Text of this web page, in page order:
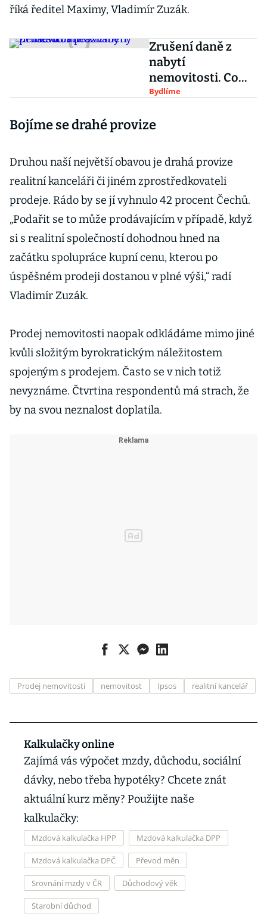
říká ředitel Maximy, Vladimír Zuzák.
Zrušení daně z
nabytí
nemovitosti. Co
změny přinesou v
Bydlíme
Bojíme se drahé provize
Druhou naší největší obavou je drahá provize
realitní kanceláři či jiném zprostředkovateli
prodeje. Rádo by se jí vyhnulo 42 procent Čechů.
„Podařit se to může prodávajícím v případě, když
si s realitní společností dohodnou hned na
začátku spolupráce kupní cenu, kterou po
úspěšném prodeji dostanou v plné výši,“ radí
Vladimír Zuzák.
Prodej nemovitosti naopak odkládáme mimo jiné
kvůli složitým byrokratickým náležitostem
spojeným s prodejem. Často se v nich totiž
nevyznáme. Čtvrtina respondentů má strach, že
by na svou neznalost doplatila.
Prodej nemovitostí nemovitost Ipsos realitní kancelář
Kalkulačky online
Zajímá vás výpočet mzdy, důchodu, sociální
dávky, nebo třeba hypotéky? Chcete znát
aktuální kurz měny? Použijte naše
kalkulačky:
Mzdová kalkulačka HPP Mzdová kalkulačka DPP
Mzdová kalkulačka DPČ Převod měn
Srovnání mzdy v ČR Důchodový věk
Starobní důchod